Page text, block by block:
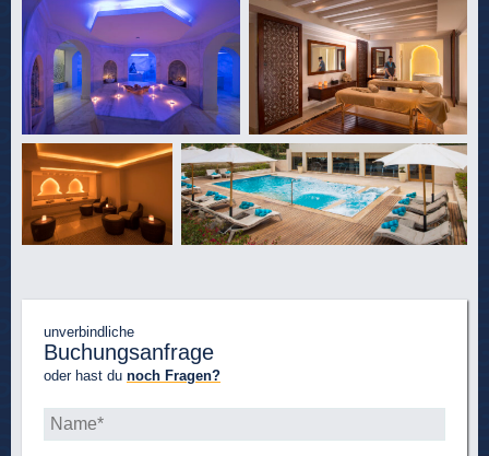
unverbindliche
Buchungsanfrage
oder hast du noch Fragen?